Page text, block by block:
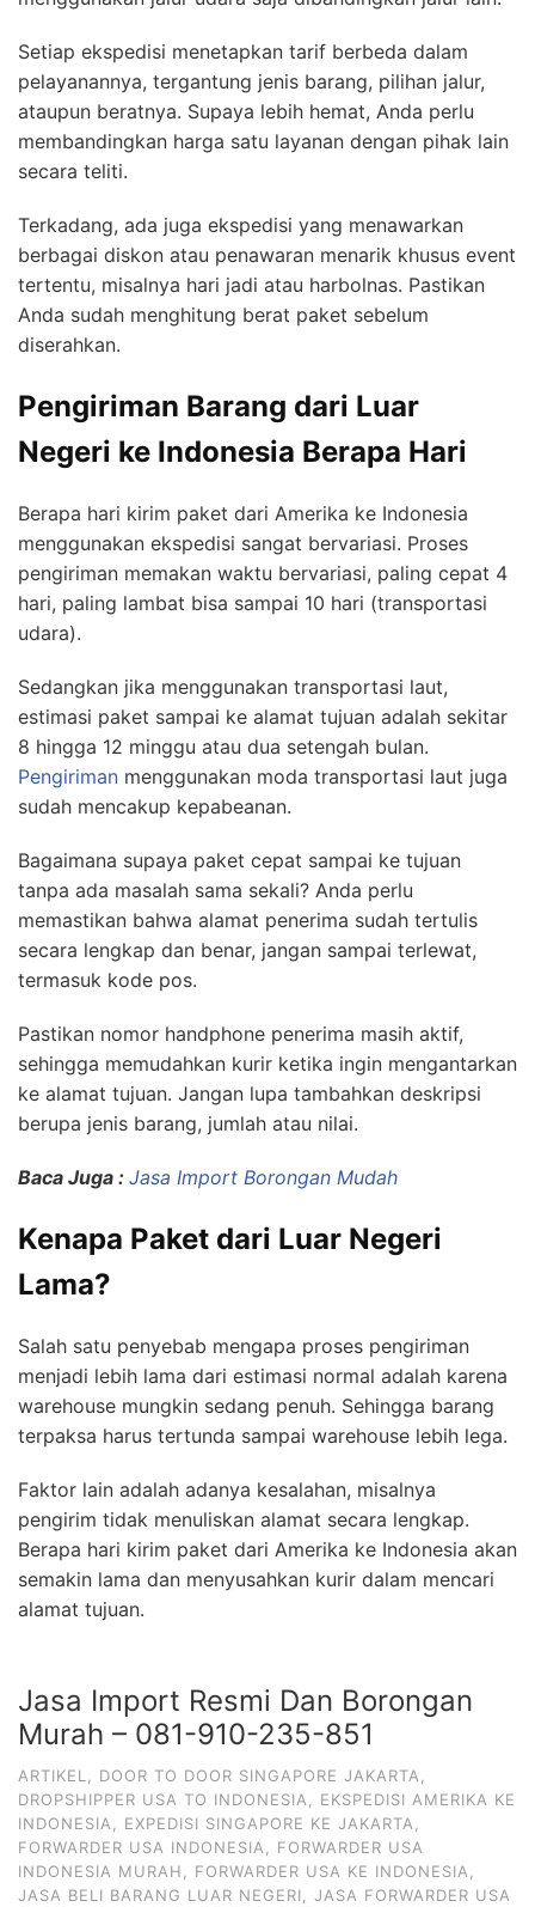
Setiap ekspedisi menetapkan tarif berbeda dalam
pelayanannya, tergantung jenis barang, pilihan jalur,
ataupun beratnya. Supaya lebih hemat, Anda perlu
membandingkan harga satu layanan dengan pihak lain
secara teliti.
Terkadang, ada juga ekspedisi yang menawarkan
berbagai diskon atau penawaran menarik khusus event
tertentu, misalnya hari jadi atau harbolnas. Pastikan
Anda sudah menghitung berat paket sebelum
diserahkan.
Pengiriman Barang dari Luar
Negeri ke Indonesia Berapa Hari
Berapa hari kirim paket dari Amerika ke Indonesia
menggunakan ekspedisi sangat bervariasi. Proses
pengiriman memakan waktu bervariasi, paling cepat 4
hari, paling lambat bisa sampai 10 hari (transportasi
udara).
Sedangkan jika menggunakan transportasi laut,
estimasi paket sampai ke alamat tujuan adalah sekitar
8 hingga 12 minggu atau dua setengah bulan.
Pengiriman menggunakan moda transportasi laut juga
sudah mencakup kepabeanan.
Bagaimana supaya paket cepat sampai ke tujuan
tanpa ada masalah sama sekali? Anda perlu
memastikan bahwa alamat penerima sudah tertulis
secara lengkap dan benar, jangan sampai terlewat,
termasuk kode pos.
Pastikan nomor handphone penerima masih aktif,
sehingga memudahkan kurir ketika ingin mengantarkan
ke alamat tujuan. Jangan lupa tambahkan deskripsi
berupa jenis barang, jumlah atau nilai.
Baca Juga : Jasa Import Borongan Mudah
Kenapa Paket dari Luar Negeri
Lama?
Salah satu penyebab mengapa proses pengiriman
menjadi lebih lama dari estimasi normal adalah karena
warehouse mungkin sedang penuh. Sehingga barang
terpaksa harus tertunda sampai warehouse lebih lega.
Faktor lain adalah adanya kesalahan, misalnya
pengirim tidak menuliskan alamat secara lengkap.
Berapa hari kirim paket dari Amerika ke Indonesia akan
semakin lama dan menyusahkan kurir dalam mencari
alamat tujuan.
Jasa Import Resmi Dan Borongan
Murah – 081-910-235-851
ARTIKEL, DOOR TO DOOR SINGAPORE JAKARTA,
DROPSHIPPER USA TO INDONESIA, EKSPEDISI AMERIKA KE
INDONESIA, EXPEDISI SINGAPORE KE JAKARTA,
FORWARDER USA INDONESIA, FORWARDER USA
INDONESIA MURAH, FORWARDER USA KE INDONESIA,
JASA BELI BARANG LUAR NEGERI, JASA FORWARDER USA